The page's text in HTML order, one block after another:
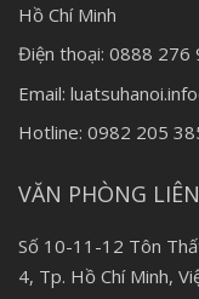
Hồ Chí Minh
Điện thoại: 0888 276
Email:
Hotline: 0982 205
VĂN PHÒNG
Số 10-11-12 Tôn
4, Tp. Hồ Chí Minh,